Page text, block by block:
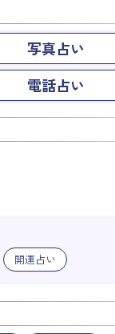
写真占い
電話占い
開運占い